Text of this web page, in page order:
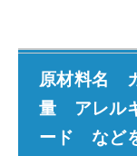
原材料名
量 アレル
ード など